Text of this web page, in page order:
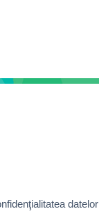
datelor